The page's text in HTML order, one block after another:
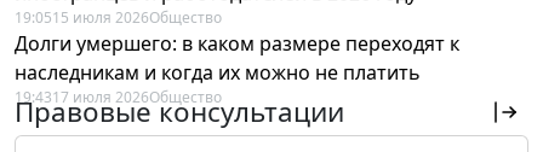
19:0515 июля 2026Общество
Долги умершего: в каком размере переходят к
наследникам и когда их можно не платить
19:4317 июля 2026Общество
Правовые консультации